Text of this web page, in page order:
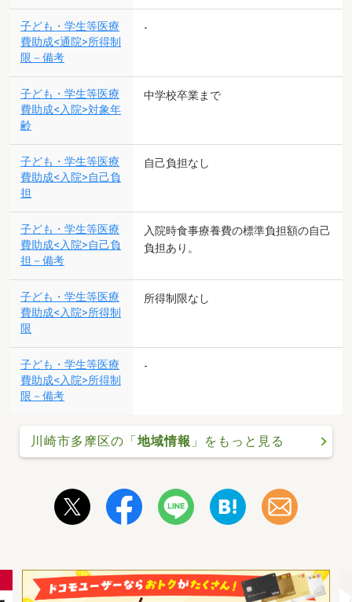
子ども・学生等医療
費助成<通院>所得制
限－備考
-
子ども・学生等医療
費助成<入院>対象年
齢
中学校卒業まで
子ども・学生等医療
費助成<入院>自己負
担
自己負担なし
子ども・学生等医療
費助成<入院>自己負
担－備考
入院時食事療養費の標準負担額の自己
負担あり。
子ども・学生等医療
費助成<入院>所得制
限
所得制限なし
子ども・学生等医療
費助成<入院>所得制
限－備考
-
川崎市多摩区の「地域情報 」をもっと見る